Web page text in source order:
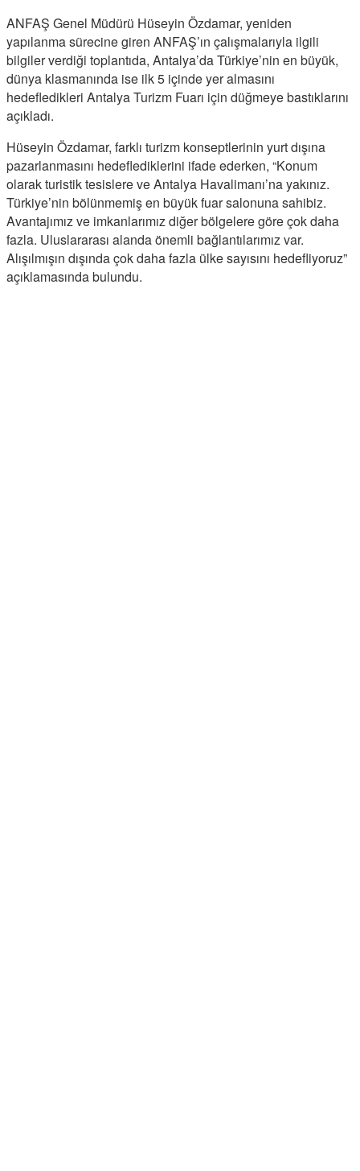
ANFAŞ Genel Müdürü Hüseyin Özdamar, yeniden
yapılanma sürecine giren ANFAŞ’ın çalışmalarıyla ilgili
bilgiler verdiği toplantıda, Antalya’da Türkiye’nin en büyük,
dünya klasmanında ise ilk 5 içinde yer almasını
hedefledikleri Antalya Turizm Fuarı için düğmeye bastıklarını
açıkladı.
Hüseyin Özdamar, farklı turizm konseptlerinin yurt dışına
pazarlanmasını hedeflediklerini ifade ederken, “Konum
olarak turistik tesislere ve Antalya Havalimanı’na yakınız.
Türkiye’nin bölünmemiş en büyük fuar salonuna sahibiz.
Avantajımız ve imkanlarımız diğer bölgelere göre çok daha
fazla. Uluslararası alanda önemli bağlantılarımız var.
Alışılmışın dışında çok daha fazla ülke sayısını hedefliyoruz”
açıklamasında bulundu.